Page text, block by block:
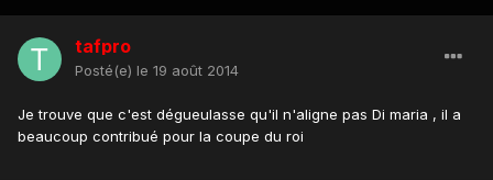
tafpro
Posté(e) le 19 août 2014
Je trouve que c'est dégueulasse qu'il n'aligne pas Di maria , il a
beaucoup contribué pour la coupe du roi